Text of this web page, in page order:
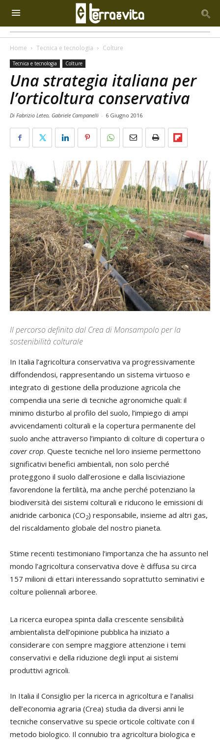
Home Tecnica e tecnologia Colture
Tecnica e tecnologia Colture
Una strategia italiana per
l’orticoltura conservativa
Di Fabrizio Leteo, Gabriele Campanelli - 6 Giugno 2016
Il percorso definito dal Crea di Monsampolo per la
sostenibilità colturale
In Italia l’agricoltura conservativa va progressivamente
diffondendosi, rappresentando un sistema virtuoso e
integrato di gestione della produzione agricola che
compendia una serie di tecniche agronomiche quali: il
minimo disturbo al profilo del suolo, l’impiego di ampi
avvicendamenti colturali e la copertura permanente del
suolo anche attraverso l’impianto di colture di copertura o
cover crop. Queste tecniche nel loro insieme permettono
significativi benefici ambientali, non solo perché
proteggono il suolo dall’erosione e dalla lisciviazione
favorendone la fertilità, ma anche perché potenziano la
biodiversità dei sistemi colturali e riducono le emissioni di
anidride carbonica (CO2) responsabile, insieme ad altri gas,
del riscaldamento globale del nostro pianeta.
Stime recenti testimoniano l’importanza che ha assunto nel
mondo l’agricoltura conservativa dove è diffusa su circa
157 milioni di ettari interessando soprattutto seminativi e
colture poliennali arboree.
La ricerca europea spinta dalla crescente sensibilità
ambientalista dell’opinione pubblica ha iniziato a
considerare con sempre maggiore attenzione i temi
conservativi e della riduzione degli input ai sistemi
produttivi agricoli.
In Italia il Consiglio per la ricerca in agricoltura e l’analisi
dell’economia agraria (Crea) studia da diversi anni le
tecniche conservative su specie orticole coltivate con il
metodo biologico. Il connubio tra agricoltura biologica e